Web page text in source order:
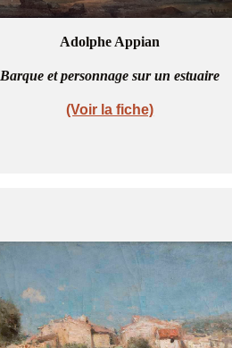
Adolphe Appian
Barque et personnage sur un estuaire
(Voir la fiche)